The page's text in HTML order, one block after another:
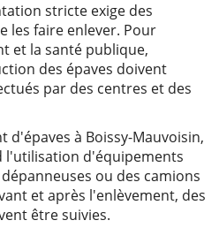
stricte exige des
les faire enlever. Pour
et la santé publique,
des épaves doivent
par des centres et des
d'épaves à Boissy-Mauvoisin,
l'utilisation d'équipements
ou des camions
et après l'enlèvement, des
être suivies.